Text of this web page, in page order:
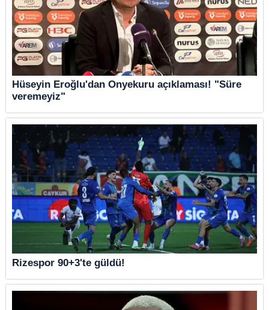
Hüseyin Eroğlu'dan Onyekuru açıklaması! "Süre
veremeyiz"
Rizespor 90+3'te güldü!